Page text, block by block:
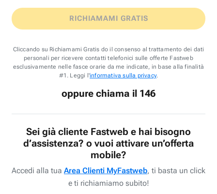
RICHIAMAMI GRATIS
Cliccando su Richiamami Gratis do il consenso al trattamento dei dati
personali per ricevere contatti telefonici sulle offerte Fastweb
esclusivamente nelle fasce orarie da me indicate, in base alla finalità
#1. Leggi l'informativa sulla privacy.
oppure chiama il 146
Sei già cliente Fastweb e hai bisogno
d’assistenza? o vuoi attivare un’offerta
mobile?
Accedi alla tua Area Clienti MyFastweb, ti basta un click
e ti richiamiamo subito!